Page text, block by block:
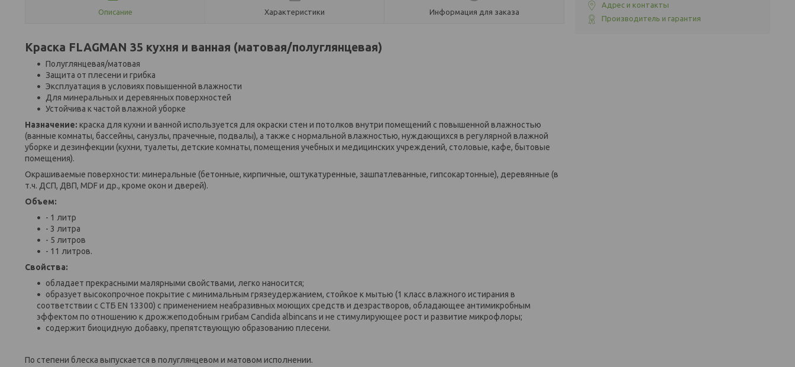
Описание Характеристики Информация для заказа
Краска FLAGMAN 35 кухня и ванная (матовая/полуглянцевая)
Полуглянцевая/матовая
Защита от плесени и грибка
Эксплуатация в условиях повышенной влажности
Для минеральных и деревянных поверхностей
Устойчива к частой влажной уборке
Назначение: краска для кухни и ванной используется для окраски стен и потолков внутри помещений с повышенной влажностью
(ванные комнаты, бассейны, санузлы, прачечные, подвалы), а также с нормальной влажностью, нуждающихся в регулярной влажной
уборке и дезинфекции (кухни, туалеты, детские комнаты, помещения учебных и медицинских учреждений, столовые, кафе, бытовые
помещения).
Окрашиваемые поверхности: минеральные (бетонные, кирпичные, оштукатуренные, зашпатлеванные, гипсокартонные), деревянные (в
т.ч. ДСП, ДВП, MDF и др., кроме окон и дверей).
Объем:
- 1 литр
- 3 литра
- 5 литров
- 11 литров.
Свойства:
обладает прекрасными малярными свойствами, легко наносится;
образует высокопрочное покрытие с минимальным грязеудержанием, стойкое к мытью (1 класс влажного истирания в
соответствии с СТБ EN 13300) с применением неабразивных моющих средств и дезрастворов, обладающее антимикробным
эффектом по отношению к дрожжеподобным грибам Candida albincans и не стимулирующее рост и развитие микрофлоры;
содержит биоцидную добавку, препятствующую образованию плесени.
По степени блеска выпускается в полуглянцевом и матовом исполнении.
Адрес и контакты
Производитель и гарантия